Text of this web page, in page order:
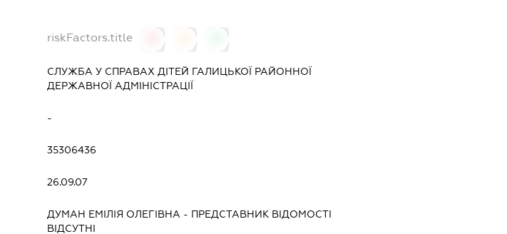
riskFactors.title
СЛУЖБА У СПРАВАХ ДІТЕЙ ГАЛИЦЬКОЇ РАЙОННОЇ
ДЕРЖАВНОЇ АДМІНІСТРАЦІЇ
-
35306436
26.09.07
ДУМАН ЕМІЛІЯ ОЛЕГІВНА - ПРЕДСТАВНИКВІДОМОСТІ
ВІДСУТНІ